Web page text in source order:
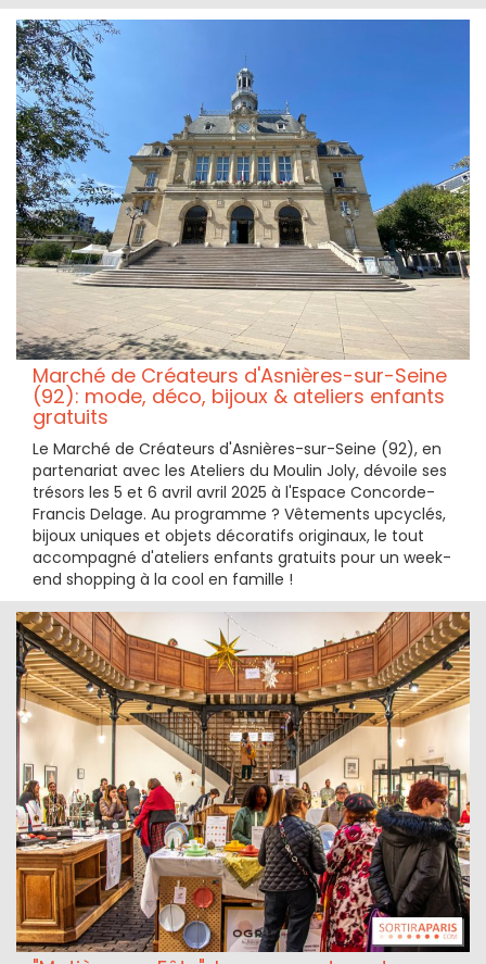
Marché de Créateurs d'Asnières-sur-Seine
(92): mode, déco, bijoux & ateliers enfants
gratuits
Le Marché de Créateurs d'Asnières-sur-Seine (92), en
partenariat avec les Ateliers du Moulin Joly, dévoile ses
trésors les 5 et 6 avril avril 2025 à l'Espace Concorde-
Francis Delage. Au programme ? Vêtements upcyclés,
bijoux uniques et objets décoratifs originaux, le tout
accompagné d'ateliers enfants gratuits pour un week-
end shopping à la cool en famille !